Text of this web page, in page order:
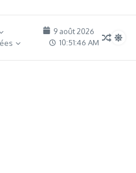
9 août 2026
10:51:47 AM